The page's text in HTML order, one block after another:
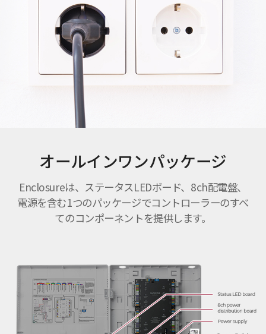
オールインワンパッケージ
Enclosureは、ステータスLEDボード、8ch配電盤、
電源を含む1つのパッケージでコントローラーのすべ
てのコンポーネントを提供します。